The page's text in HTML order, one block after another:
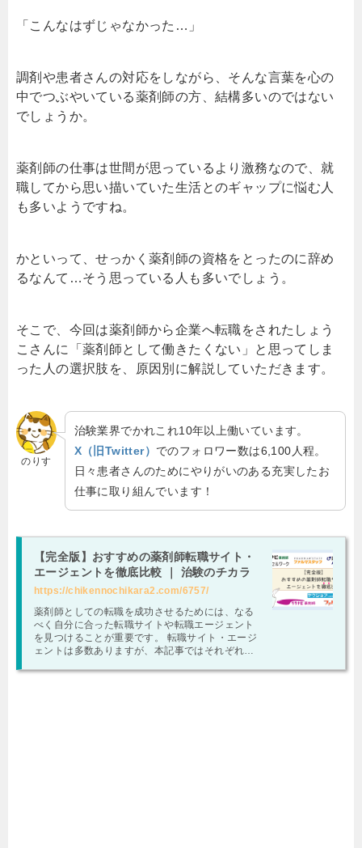
「こんなはずじゃなかった…」
調剤や患者さんの対応をしながら、そんな言葉を心の
中でつぶやいている薬剤師の方、結構多いのではない
でしょうか。
薬剤師の仕事は世間が思っているより激務なので、就
職してから思い描いていた生活とのギャップに悩む人
も多いようですね。
かといって、せっかく薬剤師の資格をとったのに辞め
るなんて…そう思っている人も多いでしょう。
そこで、今回は薬剤師から企業へ転職をされたしょう
こさんに「薬剤師として働きたくない」と思ってしま
った人の選択肢を、原因別に解説していただきます。
のりす
治験業界でかれこれ10年以上働いています。
X（旧Twitter） でのフォロワー数は6,100人程。
日々患者さんのためにやりがいのある充実したお
仕事に取り組んでいます！
【完全版】おすすめの薬剤師転職サイト・
エージェントを徹底比較 ｜ 治験のチカラ
https://chikennochikara2.com/6757/
薬剤師としての転職を成功させるためには、なる
べく自分に合った転職サイトや転職エージェント
を見つけることが重要です。 転職サイト・エージ
ェントは多数ありますが、本記事ではそれぞれの